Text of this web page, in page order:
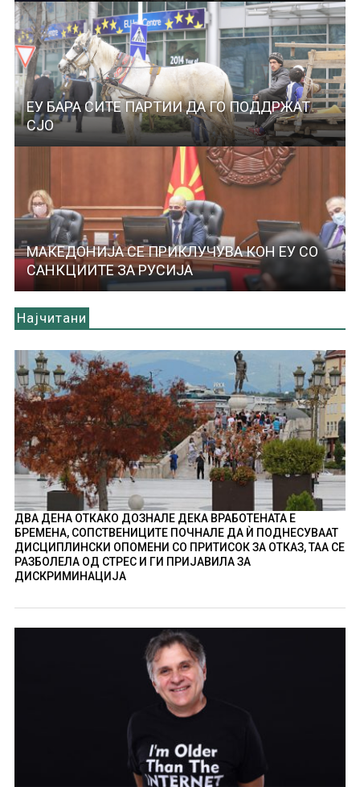
ЕУ БАРА СИТЕ ПАРТИИ ДА ГО ПОДДРЖАТ
СЈО
МАКЕДОНИЈА СЕ ПРИКЛУЧУВА КОН ЕУ СО
САНКЦИИТЕ ЗА РУСИЈА
Најчитани
ДВА ДЕНА ОТКАКО ДОЗНАЛЕ ДЕКА ВРАБОТЕНАТА Е
БРЕМЕНА, СОПСТВЕНИЦИТЕ ПОЧНАЛЕ ДА Ѝ ПОДНЕСУВААТ
ДИСЦИПЛИНСКИ ОПОМЕНИ СО ПРИТИСОК ЗА ОТКАЗ, ТАА СЕ
РАЗБОЛЕЛА ОД СТРЕС И ГИ ПРИЈАВИЛА ЗА
ДИСКРИМИНАЦИЈА